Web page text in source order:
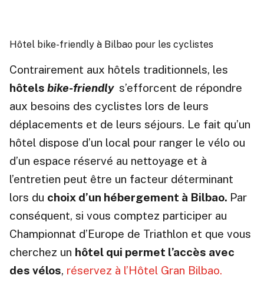
Hôtel bike-friendly à Bilbao pour les cyclistes
Contrairement aux hôtels traditionnels, les
hôtels bike-friendly s’efforcent de répondre
aux besoins des cyclistes lors de leurs
déplacements et de leurs séjours. Le fait qu’un
hôtel dispose d’un local pour ranger le vélo ou
d’un espace réservé au nettoyage et à
l’entretien peut être un facteur déterminant
lors du choix d’un hébergement à Bilbao. Par
conséquent, si vous comptez participer au
Championnat d’Europe de Triathlon et que vous
cherchez un hôtel qui permet l’accès avec
des vélos, réservez à l’Hôtel Gran Bilbao.